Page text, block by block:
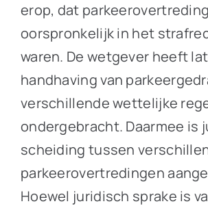
erop, dat
oorspronkelijk in het
waren. De wetgever heeft
handhaving van
verschillende wettelijke
ondergebracht. Daarmee is
scheiding tussen
parkeerovertredingen
Hoewel juridisch sprake is